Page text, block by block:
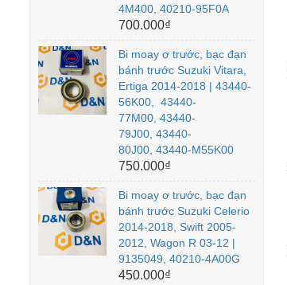
4M400, 40210-95F0A
700.000₫
Bi moay ơ trước, bạc đạn
bánh trước Suzuki Vitara,
Ertiga 2014-2018 | 43440-
56K00, 43440-
77M00, 43440-
79J00, 43440-
80J00, 43440-M55K00
750.000₫
Bi moay ơ trước, bạc đạn
bánh trước Suzuki Celerio
2014-2018, Swift 2005-
2012, Wagon R 03-12 |
9135049, 40210-4A00G
450.000₫